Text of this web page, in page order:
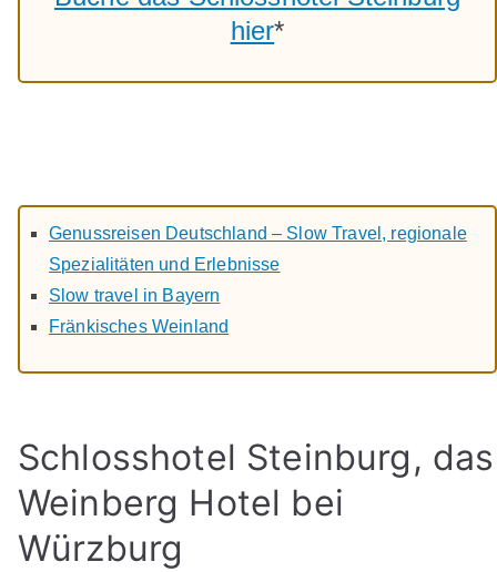
hier*
Genussreisen Deutschland – Slow Travel, regionale
Spezialitäten und Erlebnisse
Slow travel in Bayern
Fränkisches Weinland
Schlosshotel Steinburg, das
Weinberg Hotel bei
Würzburg